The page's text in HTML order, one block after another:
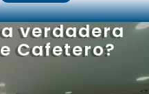
verdadera
Cafetero?